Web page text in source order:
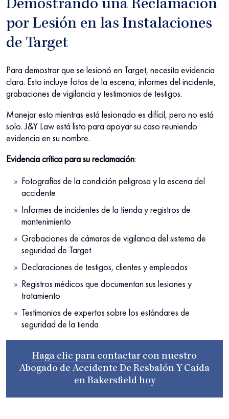
Demostrando una Reclamación
por Lesión en las Instalaciones
de Target
Para demostrar que se lesionó en Target, necesita evidencia
clara. Esto incluye fotos de la escena, informes del incidente,
grabaciones de vigilancia y testimonios de testigos.
Manejar esto mientras está lesionado es difícil, pero no está
solo. J&Y Law está listo para apoyar su caso reuniendo
evidencia en su nombre.
Evidencia crítica para su reclamación:
Fotografías de la condición peligrosa y la escena del
accidente
Informes de incidentes de la tienda y registros de
mantenimiento
Grabaciones de cámaras de vigilancia del sistema de
seguridad de Target
Declaraciones de testigos, clientes y empleados
Registros médicos que documentan sus lesiones y
tratamiento
Testimonios de expertos sobre los estándares de
seguridad de la tienda
Haga clic para contactar con nuestro
Abogado de Accidente De Resbalón Y Caída
en Bakersfieldhoy